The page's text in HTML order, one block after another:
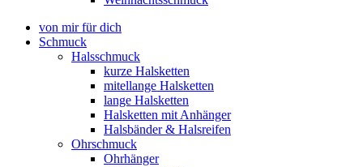
von mir für dich
Schmuck
Halsschmuck
kurze Halsketten
mitellange Halsketten
lange Halsketten
Halsketten mit Anhänger
Halsbänder & Halsreifen
Ohrschmuck
Ohrhänger